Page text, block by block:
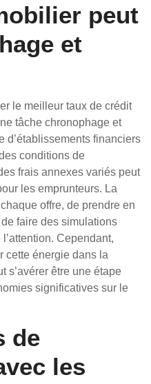
peut
et
le meilleur taux de crédit
tâche chronophage et
d’établissements financiers
conditions de
frais annexes variés peut
les emprunteurs. La
offre, de prendre en
faire des simulations
Cependant,
cette énergie dans la
s’avérer être une étape
significatives sur le
de
les